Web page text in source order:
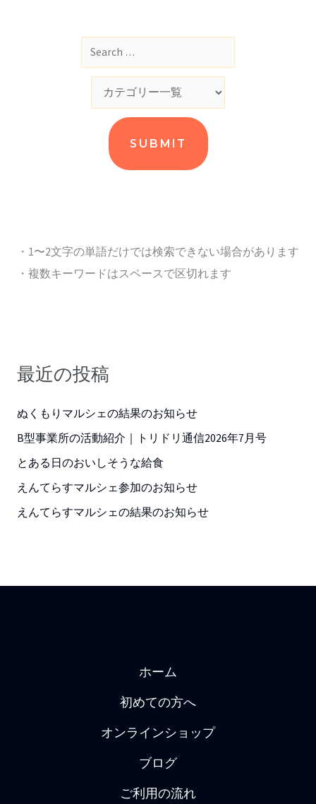
・1〜2文字の単語だけでは検索できない場合があります
・複数キーワードはスペースで区切れます
最近の投稿
ぬくもりマルシェの結果のお知らせ
B型事業所の活動紹介｜トリドリ通信2026年7月号
とある日のおいしそうな給食
えんてらすマルシェ参加のお知らせ
えんてらすマルシェの結果のお知らせ
ホーム
初めての方へ
オンラインショップ
ブログ
ご利用の流れ